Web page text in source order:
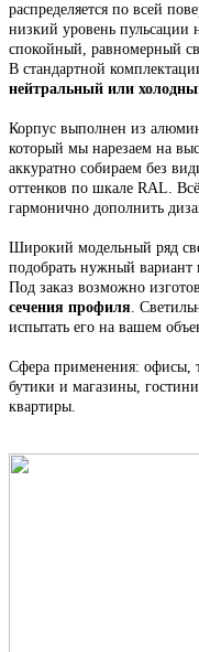
распределяется по всей
низкий уровень пульсации
спокойный, равномерный
В стандартной
нейтральный или
Корпус выполнен из
который мы нарезаем на
аккуратно собираем без
оттенков по шкале RAL.
гармонично дополнить
Широкий модельный ряд
подобрать нужный вариант
Под заказ возможно
сечения профиля. С
испытать его на вашем
Сфера применения: офисы,
бутики и магазины,
квартиры.